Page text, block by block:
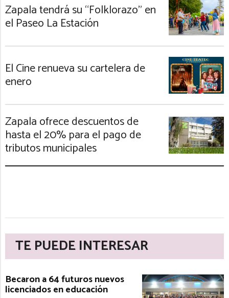
Zapala tendrá su “Folklorazo” en
el Paseo La Estación
El Cine renueva su cartelera de
enero
Zapala ofrece descuentos de
hasta el 20% para el pago de
tributos municipales
TE PUEDE INTERESAR
Becaron a 64 futuros nuevos
licenciados en educación